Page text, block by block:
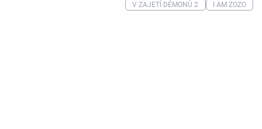
V ZAJETÍ DÉMONŮ 2
I AM ZOZO